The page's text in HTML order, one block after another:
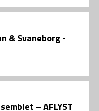
& Svaneborg -
– AFLYST